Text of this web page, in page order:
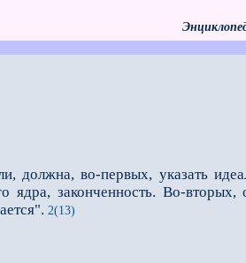
должна, во-первых, указать
ядра, законченность. Во-вторых,
2(13)